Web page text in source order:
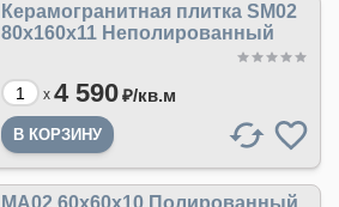
Керамогранитная плитка SM02
80x160x11 Неполированный
x 4 590₽/кв.м
MA02 60x60x10 Полированный